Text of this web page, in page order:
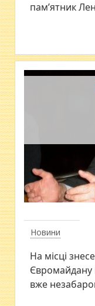
пам’ятник
Новини
На місці
Євромайдану
вже